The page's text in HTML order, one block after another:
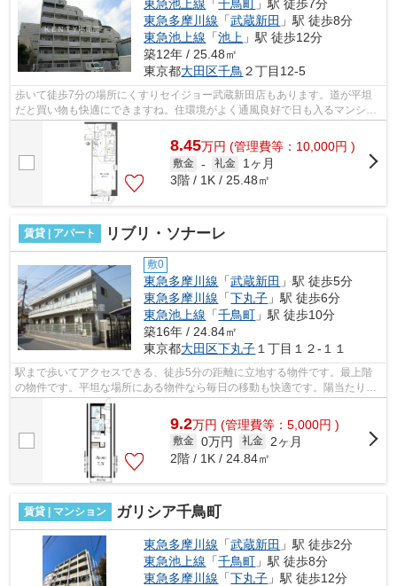
東急池上線 「千鳥町
」駅 徒歩7分
東急多摩川線 「武蔵新田 」駅 徒歩8分
東急池上線 「池上 」駅 徒歩12分
築12年 / 25.48㎡
東京都大田区千鳥 ２丁目12-5
歩いて徒歩7分の場所にくすりセイジョー武蔵新田店もあります。道が平坦
だと買い物も快適にできますね。住環境がよく通風良好で日も入るマンショ
ンをご提供します。駅まで徒歩7分なの...
8.45万円 (管理費等：10,000円 )
敷金 - 礼金
1ヶ月
3階 / 1K / 25.48㎡
賃貸 | アパート リブリ・ソナーレ
敷0
東急多摩川線 「武蔵新田 」駅 徒歩5分
東急多摩川線 「下丸子 」駅 徒歩6分
東急池上線 「千鳥町 」駅 徒歩10分
築16年 / 24.84㎡
東京都大田区下丸子１丁目１２-１１
駅まで歩いてアクセスできる、徒歩5分の距離に立地する物件です。最上階
の物件です。平坦な場所にある物件なら毎日の移動も快適です。陽当たりが
良いので洗濯物も乾きやすい物件です。...
9.2万円 (管理費等：5,000円 )
敷金 0万円 礼金
2ヶ月
2階 / 1K / 24.84㎡
賃貸 | マンション ガリシア千鳥町
東急多摩川線 「武蔵新田 」駅 徒歩2分
東急池上線 「千鳥町 」駅 徒歩8分
東急多摩川線 「下丸子 」駅 徒歩12分